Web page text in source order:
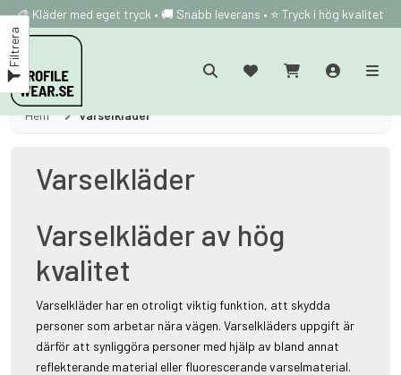
Filtrera
🎨 Kläder med eget tryck • 🚚 Snabb leverans • ⭐ Tryck i hög kvalitet
Hem Varselkläder
Varselkläder
Varselkläder av hög
kvalitet
Varselkläder har en otroligt viktig funktion, att skydda
personer som arbetar nära vägen. Varselkläders uppgift är
därför att synliggöra personer med hjälp av bland annat
reflekterande material eller fluorescerande varselmaterial.